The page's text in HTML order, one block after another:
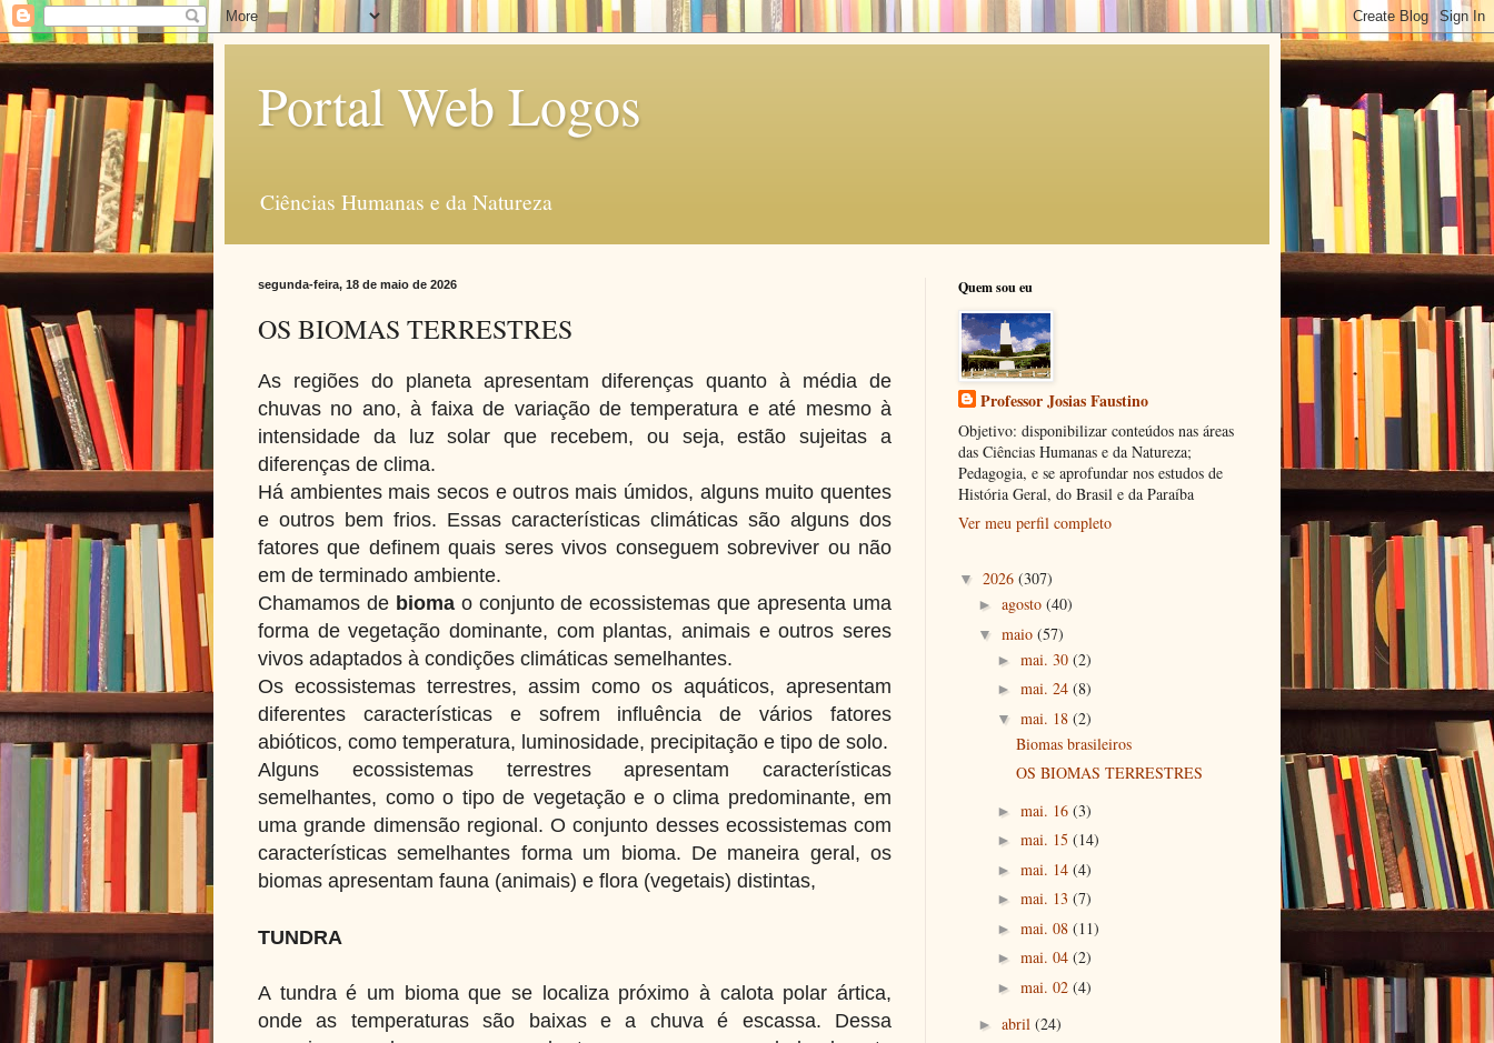
Portal Web Logos
Ciências Humanas e da Natureza
segunda-feira, 18 de maio de 2026
OS BIOMAS TERRESTRES
As regiões do planeta apresentam diferenças quanto à média de
chuvas no ano, à faixa de variação de temperatura e até mesmo à
intensidade da luz solar que recebem, ou seja, estão sujeitas a
diferenças de clima.
Há ambientes mais secos e outros mais úmidos, alguns muito quentes
e outros bem frios. Essas características climáticas são alguns dos
fatores que definem quais seres vivos conseguem sobreviver ou não
em de terminado ambiente.
Chamamos de biomao conjunto de ecossistemas que apresenta uma
forma de vegetação dominante, com plantas, animais e outros seres
vivos adaptados à condições climáticas semelhantes.
Os ecossistemas terrestres, assim como os aquáticos, apresentam
diferentes características e sofrem influência de vários fatores
abióticos, como temperatura, luminosidade, precipitação e tipo de solo.
Alguns ecossistemas terrestres apresentam características
semelhantes, como o tipo de vegetação e o clima predominante, em
uma grande dimensão regional. O conjunto desses ecossistemas com
características semelhantes forma um bioma. De maneira geral, os
biomas apresentam fauna (animais) e flora (vegetais) distintas,
TUNDRA
A tundra é um bioma que se localiza próximo à calota polar ártica,
onde as temperaturas são baixas e a chuva é escassa. Dessa
Quem sou eu
Professor Josias Faustino
Objetivo: disponibilizar conteúdos nas áreas
das Ciências Humanas e da Natureza;
Pedagogia, e se aprofundar nos estudos de
História Geral, do Brasil e da Paraíba
Ver meu perfil completo
▼ 2026 (307)
► agosto (40)
▼ maio (57)
► mai. 30 (2)
► mai. 24 (8)
▼ mai. 18 (2)
Biomas brasileiros
OS BIOMAS TERRESTRES
► mai. 16 (3)
► mai. 15 (14)
► mai. 14 (4)
► mai. 13 (7)
► mai. 08 (11)
► mai. 04 (2)
► mai. 02 (4)
► abril (24)